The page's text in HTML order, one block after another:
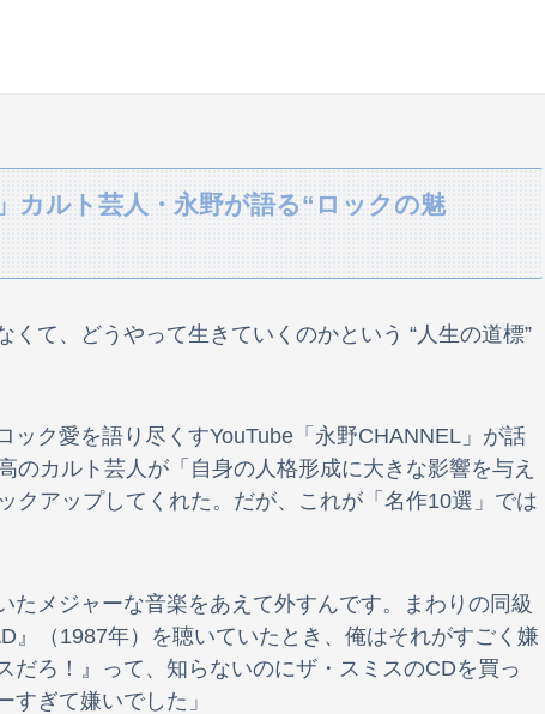
『三期生LIVE』大阪公演のセトリ・レポまとめ
wwwwwwwwww
」
極悪すぎて5年間の出場停止処分に。
れwwww.
カルト芸人・永野が語る“ロックの魅
くて、どうやって生きていくのかという “人生の道標”
ック愛を語り尽くすYouTube「永野CHANNEL」が話
のカルト芸人が「自身の人格形成に大きな影響を与え
クアップしてくれた。だが、これが「名作10選」では
たメジャーな音楽をあえて外すんです。まわりの同級
』（1987年）を聴いていたとき、俺はそれがすごく嫌
だろ！』って、知らないのにザ・スミスのCDを買っ
すぎて嫌いでした」